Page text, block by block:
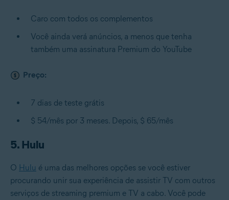
Caro com todos os complementos
Você ainda verá anúncios, a menos que tenha
também uma assinatura Premium do YouTube
Preço:
7 dias de teste grátis
$ 54/mês por 3 meses. Depois, $ 65/mês
5. Hulu
O Hulu é uma das melhores opções se você estiver
procurando unir sua experiência de assistir TV com outros
serviços de streaming premium e TV a cabo. Você pode